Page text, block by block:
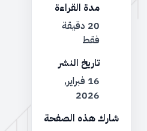
مدة القراءة
20 دقيقة
فقط
تاريخ النشر
16 فبراير,
2026
شارك هذه الصفحة